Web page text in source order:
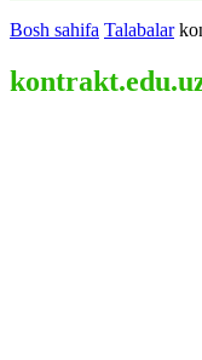
Bosh sahifa Talabalar